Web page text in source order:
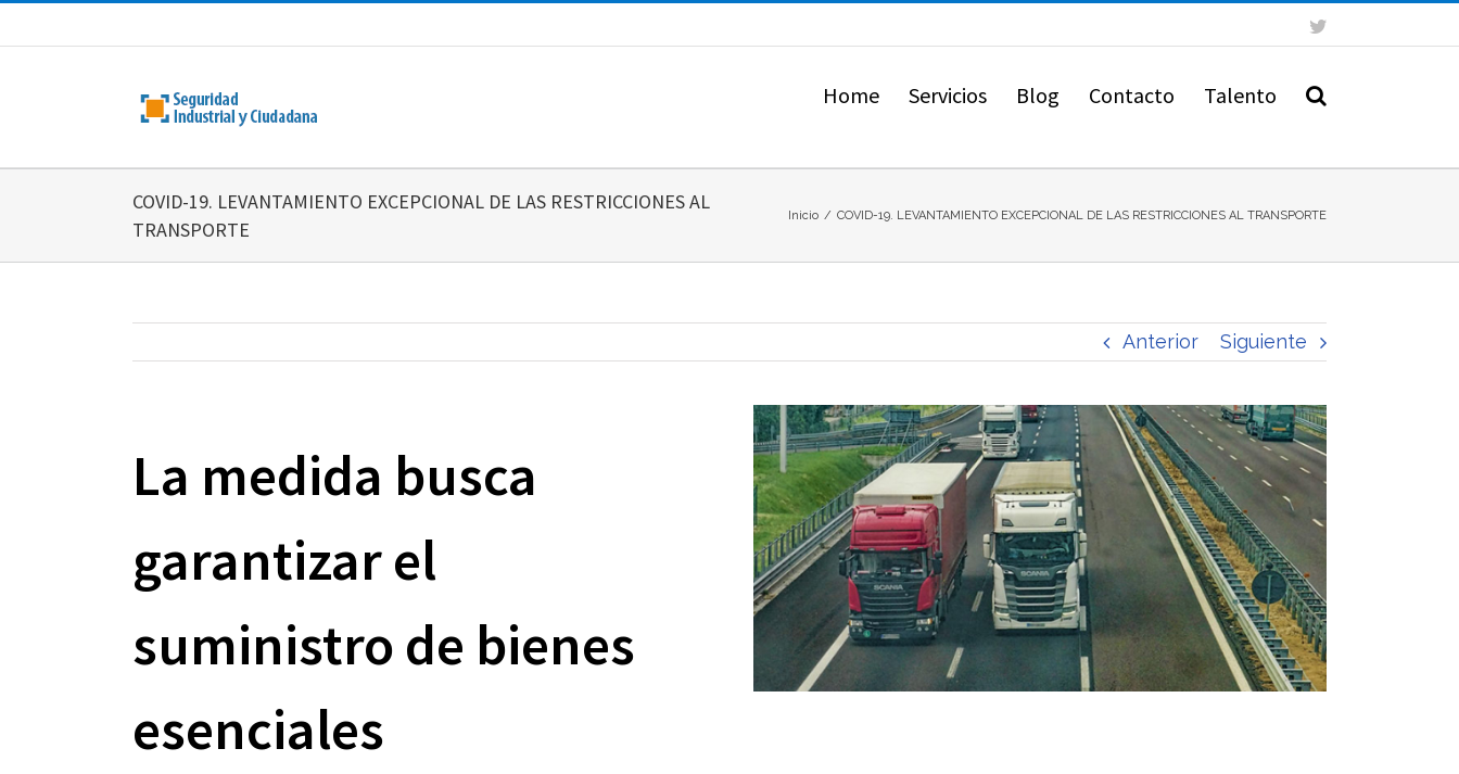
al
Twitter
Home Servicios Blog Contacto Talento
COVID-19. LEVANTAMIENTO EXCEPCIONAL DE LAS RESTRICCIONES AL
TRANSPORTE
Inicio / COVID-19. LEVANTAMIENTO EXCEPCIONAL DE LAS RESTRICCIONES AL TRANSPORTE
Anterior Siguiente
La medida busca
garantizar el
suministro de bienes
esenciales